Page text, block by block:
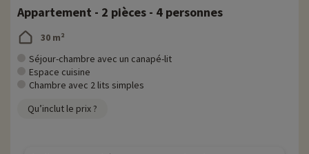
Au club, les petits seront encardés par des animateurs pour faire des
jeux, des activités sportives, des ateliers créatifs… Ils n'auront pas
le temps de s'ennuyer ! Les enfants s'amuseront aussi sur l'aire de
jeux et les terrains de sport : volley, badminton, tennis de table et
baby-foot.
Appartement - 2 pièces - 4 personnes
30 m²
Séjour-chambre avec un canapé-lit
Espace cuisine
Chambre avec 2 lits simples
Qu’inclut le prix ?